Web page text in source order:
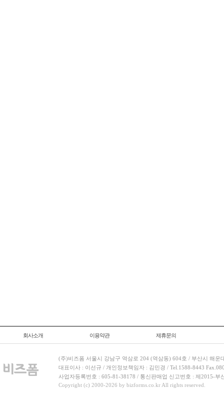
회사소개 이용약관 제휴문의
(주)비즈폼 서울시 강남구 역삼로 204 (역삼동) 604호 / 부산시 해운
대표이사 : 이선규 / 개인정보책임자 : 김민경 / Tel.1588-8443
사업자등록번호 : 605-81-38178 / 통신판매업 신고번호 : 제2015-부
Copyright (c) 2000-2026 by bizforms.co.kr All rights reserved.